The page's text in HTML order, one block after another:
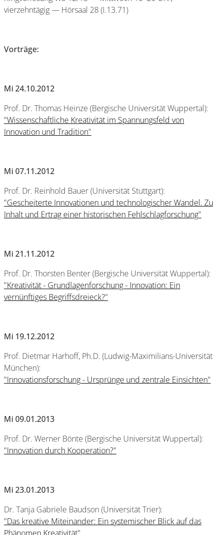
vierzehntägig — Hörsaal 28 (I.13.71)
Vorträge:
Mi 24.10.2012
Prof. Dr. Thomas Heinze (Bergische Universität Wuppertal):
"Wissenschaftliche Kreativität im Spannungsfeld von
Innovation und Tradition"
Mi 07.11.2012
Prof. Dr. Reinhold Bauer (Universität Stuttgart):
"Gescheiterte Innovationen und technologischer Wandel. Zu
Inhalt und Ertrag einer historischen Fehlschlagforschung"
Mi 21.11.2012
Prof. Dr. Thorsten Benter (Bergische Universität Wuppertal):
"Kreativität - Grundlagenforschung - Innovation: Ein
vernünftiges Begriffsdreieck?"
Mi 19.12.2012
Prof. Dietmar Harhoff, Ph.D. (Ludwig-Maximilians-Universität
München):
"Innovationsforschung - Ursprünge und zentrale Einsichten"
Mi 09.01.2013
Prof. Dr. Werner Bönte (Bergische Universität Wuppertal):
"Innovation durch Kooperation?"
Mi 23.01.2013
Dr. Tanja Gabriele Baudson (Universität Trier):
"Das kreative Miteinander: Ein systemischer Blick auf das
Phänomen Kreativität"